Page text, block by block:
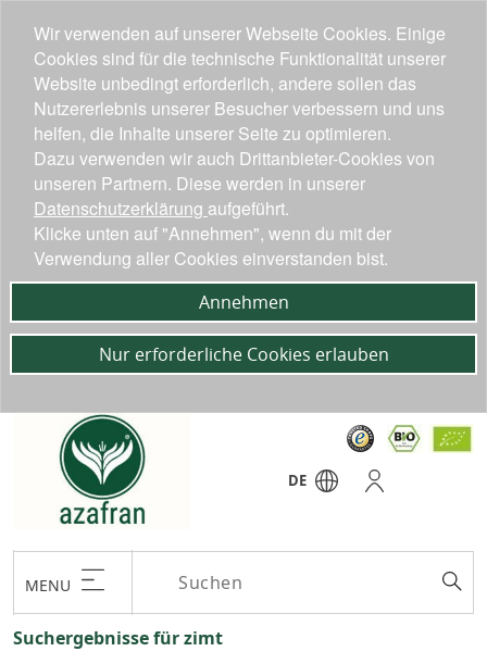
DE
MENU
Suchergebnisse für zimt
Wir verwenden auf unserer Webseite Cookies. Einige
Cookies sind für die technische Funktionalität unserer
Website unbedingt erforderlich, andere sollen das
Nutzererlebnis unserer Besucher verbessern und uns
helfen, die Inhalte unserer Seite zu optimieren.
Dazu verwenden wir auch Drittanbieter-Cookies von
unseren Partnern. Diese werden in unserer
Datenschutzerklärung aufgeführt.
Klicke unten auf "Annehmen", wenn du mit der
Verwendung aller Cookies einverstanden bist.
Annehmen
Nur erforderliche Cookies erlauben